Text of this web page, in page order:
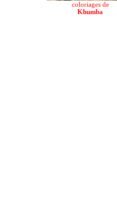
coloriages de
Khumba